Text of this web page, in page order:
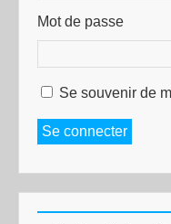
Mot de passe
Se souvenir de
Se connecter